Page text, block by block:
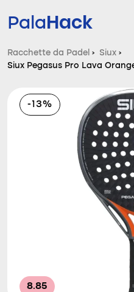
PalaHack
Racchette
Domande e
Racchette da Padel › Siux ›
Siux Pegasus Pro Lava
-13%
8.85